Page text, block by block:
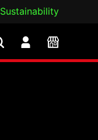
Sustainability